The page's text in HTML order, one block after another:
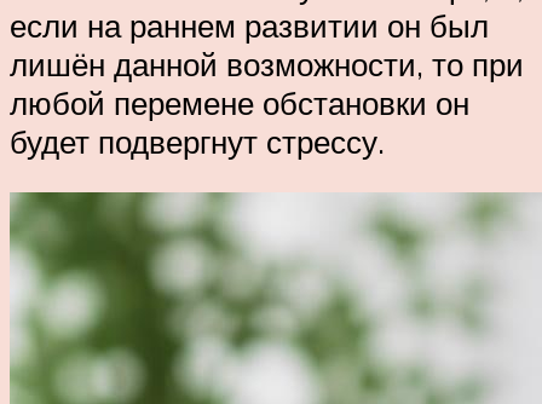
если на раннем развитии он был
лишён данной возможности, то при
любой перемене обстановки он
будет подвергнут стрессу.